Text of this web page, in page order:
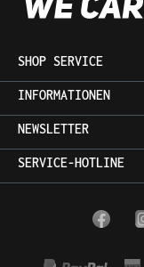
SHOP SERVICE
INFORMATIONEN
NEWSLETTER
SERVICE-HOTLINE